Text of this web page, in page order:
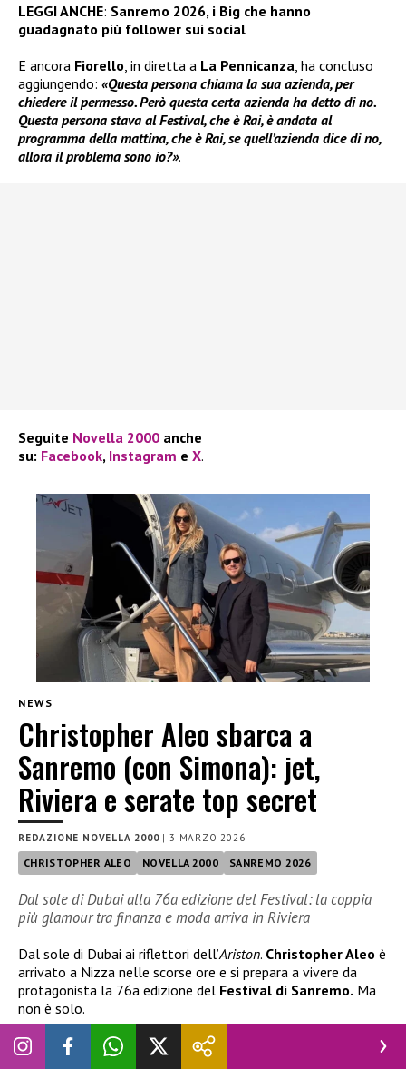
LEGGI ANCHE: Sanremo 2026, i Big che hanno
guadagnato più follower sui social
E ancora Fiorello , in diretta a La Pennicanza , ha concluso
aggiungendo: «Questa persona chiama la sua azienda, per
chiedere il permesso. Però questa certa azienda ha detto di no.
Questa persona stava al Festival, che è Rai, è andata al
programma della mattina, che è Rai, se quell’azienda dice di no,
allora il problema sono io?».
Seguite Novella 2000 anche
su: Facebook, Instagram e X.
NEWS
Christopher Aleo sbarca a
Sanremo (con Simona): jet,
Riviera e serate top secret
REDAZIONE NOVELLA 2000|3 MARZO 2026
CHRISTOPHER ALEO NOVELLA 2000 SANREMO 2026
Dal sole di Dubai alla 76a edizione del Festival: la coppia
più glamour tra finanza e moda arriva in Riviera
Dal sole di Dubai ai riflettori dell’Ariston. Christopher Aleo è
arrivato a Nizza nelle scorse ore e si prepara a vivere da
protagonista la 76a edizione del Festival di Sanremo. Ma
non è solo.
Al suo fianco, come sempre, la splendida
Simona Jakstaite,
28 anni, bellezza lituana dal fascino nordico e dallo stile